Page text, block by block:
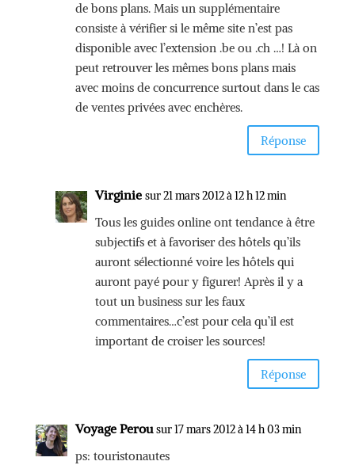
de bons plans. Mais un supplémentaire
consiste à vérifier si le même site n’est pas
disponible avec l’extension .be ou .ch …! Là on
peut retrouver les mêmes bons plans mais
avec moins de concurrence surtout dans le cas
de ventes privées avec enchères.
Réponse
Virginie sur 21 mars 2012 à 12 h 12 min
Tous les guides online ont tendance à être
subjectifs et à favoriser des hôtels qu’ils
auront sélectionné voire les hôtels qui
auront payé pour y figurer! Après il y a
tout un business sur les faux
commentaires…c’est pour cela qu’il est
important de croiser les sources!
Réponse
Voyage Perou sur 17 mars 2012 à 14 h 03 min
ps: touristonautes